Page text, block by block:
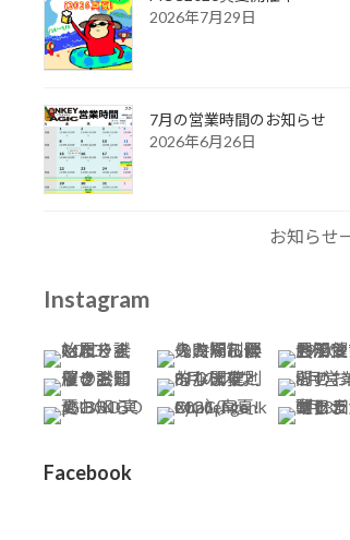
2026年7月29日
7月の営業時間のお知らせ
2026年6月26日
お知らせ
Instagram
Facebook